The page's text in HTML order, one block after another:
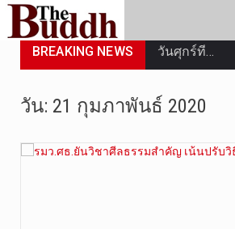
BREAKING NEWS วันศุกร์ที…
เมื่อวันที…
วัน: 21 กุมภาพันธ์ 2020